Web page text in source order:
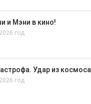
и Мэни в кино!
2026 год
Удар из космоса
2026 год